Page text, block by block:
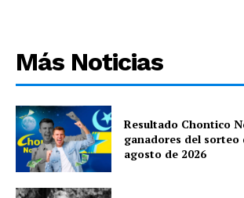
Más Noticias
Resultado Chontico
ganadores del sorteo
agosto de 2026